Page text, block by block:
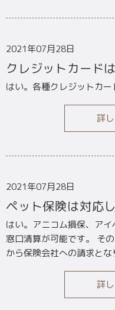
2021年07月28日
クレジットカード
はい。各種クレジットカー
詳
2021年07月28日
ペット保険は対応
はい。アニコム損保、ア
窓口清算が可能です。 そ
から保険会社への請求とな
詳